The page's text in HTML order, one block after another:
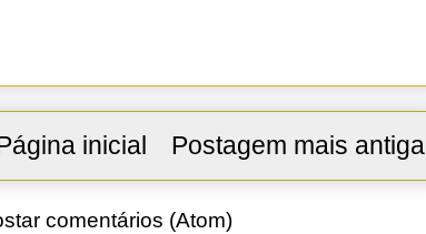
Postagem mais antiga
inicial
comentários (Atom)